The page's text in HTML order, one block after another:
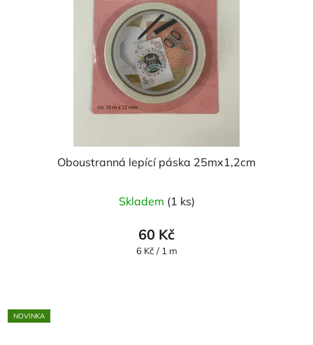
Oboustranná lepící páska 25mx1,2cm
Skladem (1 ks)
60 Kč
Měrná
6 Kč / 1 m
NOVINKA